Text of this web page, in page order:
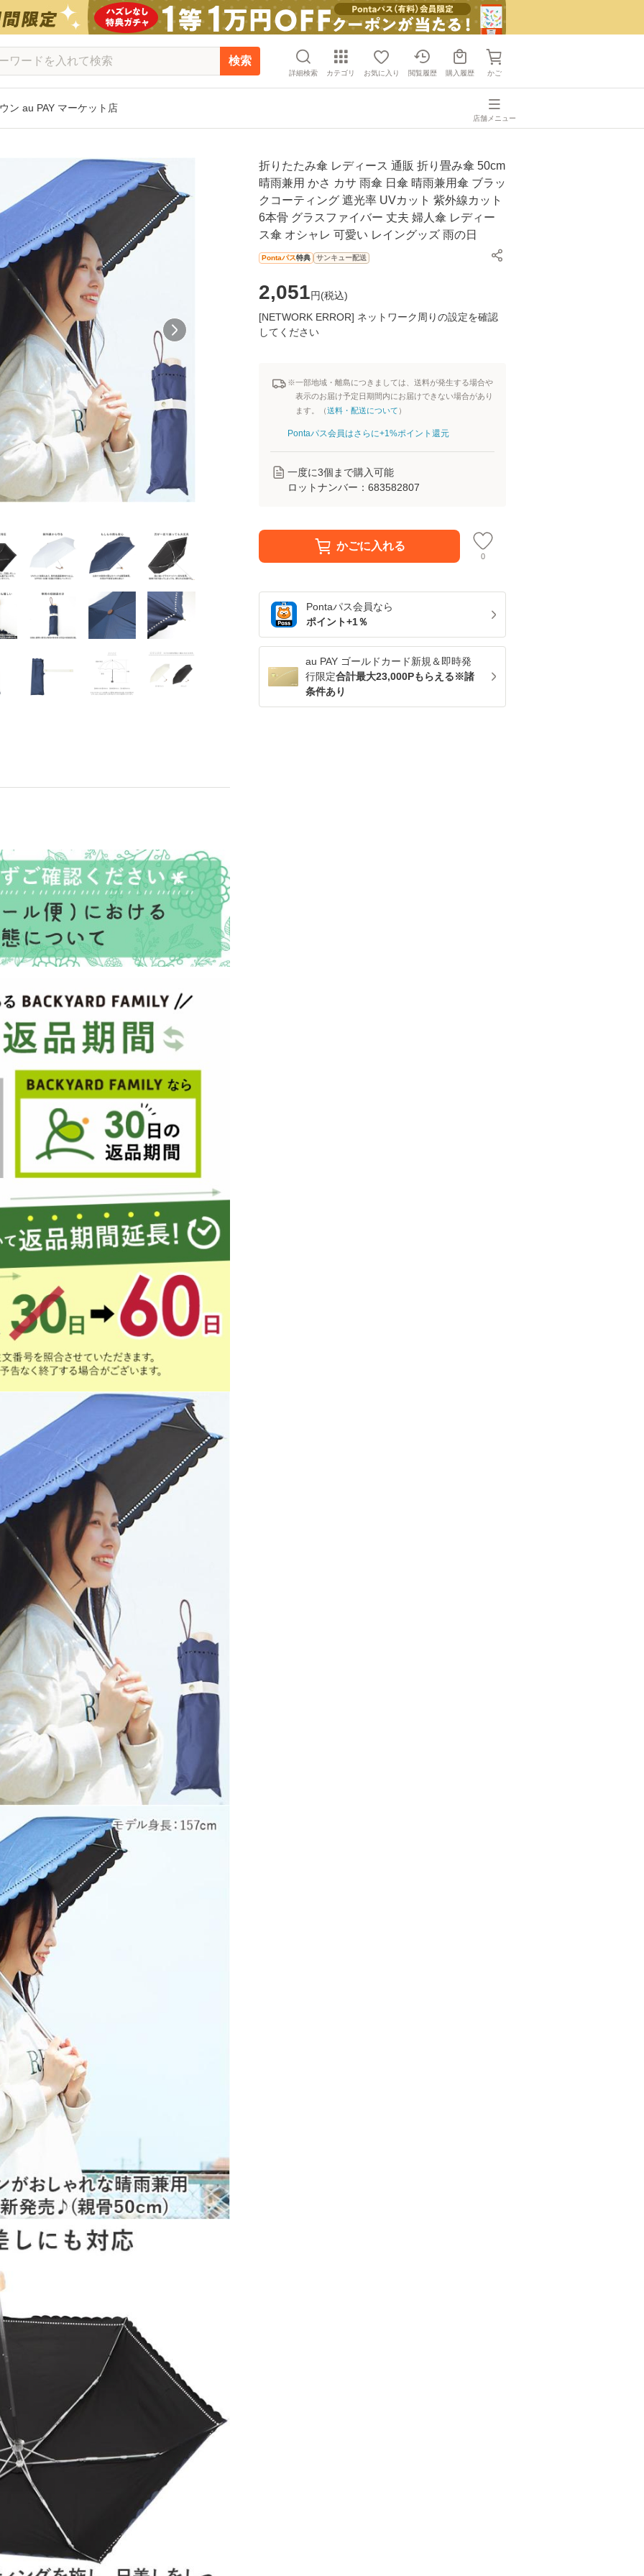
検索
詳細検索 カテゴリ お気に入り 閲覧履歴 購入履歴 かご
ン au PAY マーケット店
店舗メニュー
折りたたみ傘 レディース 通販 折り畳み傘 50cm
晴雨兼用 かさ カサ 雨傘 日傘 晴雨兼用傘 ブラッ
クコーティング 遮光率 UVカット 紫外線カット
6本骨 グラスファイバー 丈夫 婦人傘 レディー
ス傘 オシャレ 可愛い レイングッズ 雨の日
Pontaパス特典 サンキュー配送
2,051円(税込)
[NETWORK ERROR] ネットワーク周りの設定を確認
してください
※一部地域・離島につきましては、送料が発生する場合や
表示のお届け予定日期間内にお届けできない場合があり
ます。（送料・配送について ）
Pontaパス会員はさらに+1%ポイント還元
一度に3個まで購入可能
ロットナンバー： 683582807
かごに入れる
0
Pontaパス会員なら
ポイント+1％
au PAY ゴールドカード新規＆即時発
行限定合計最大23,000Pもらえる※諸
条件あり